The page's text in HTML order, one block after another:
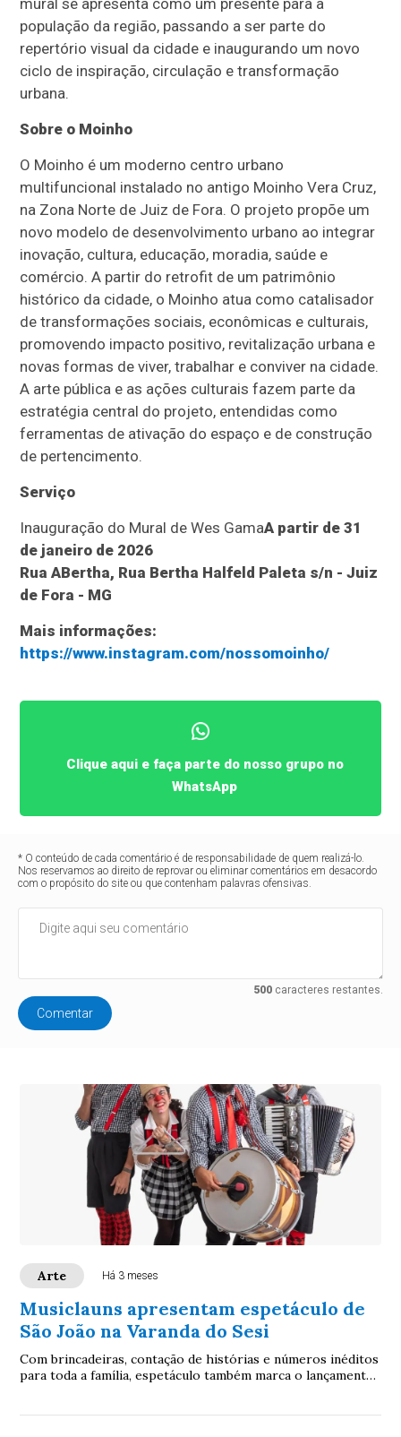
população da região, passando a ser parte do
repertório visual da cidade e inaugurando um novo
ciclo de inspiração, circulação e transformação
urbana.
Sobre o Moinho
O Moinho é um moderno centro urbano
multifuncional instalado no antigo Moinho Vera Cruz,
na Zona Norte de Juiz de Fora. O projeto propõe um
novo modelo de desenvolvimento urbano ao integrar
inovação, cultura, educação, moradia, saúde e
comércio. A partir do retrofit de um patrimônio
histórico da cidade, o Moinho atua como catalisador
de transformações sociais, econômicas e culturais,
promovendo impacto positivo, revitalização urbana e
novas formas de viver, trabalhar e conviver na cidade.
A arte pública e as ações culturais fazem parte da
estratégia central do projeto, entendidas como
ferramentas de ativação do espaço e de construção
de pertencimento.
Serviço
Inauguração do Mural de Wes GamaA partir de 31
de janeiro de 2026
Rua ABertha, Rua Bertha Halfeld Paleta s/n - Juiz
de Fora - MG
Mais informações:
https://www.instagram.com/nossomoinho/
Clique aqui e faça parte do nosso grupo no
WhatsApp
* O conteúdo de cada comentário é de responsabilidade de quem realizá-lo.
Nos reservamos ao direito de reprovar ou eliminar comentários em desacordo
com o propósito do site ou que contenham palavras ofensivas.
500caracteres restantes.
Comentar
Arte Há 3 meses
Musiclauns apresentam espetáculo de
São João na Varanda do Sesi
Com brincadeiras, contação de histórias e números inéditos
para toda a família, espetáculo também marca o lançamento